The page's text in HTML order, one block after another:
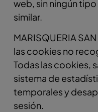
web, sin ningún
similar.
MARISQUERIA
las cookies no
Todas las cookies,
sistema de
temporales y
sesión.